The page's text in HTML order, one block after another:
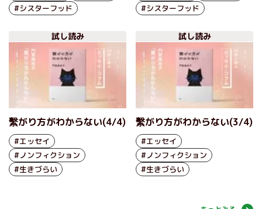
#シスターフッド
#シスターフッド
試し読み
繫がり方がわからない(4/4)
#エッセイ
#ノンフィクション
#生きづらい
試し読み
繫がり方がわからない(3/4)
#エッセイ
#ノンフィクション
#生きづらい